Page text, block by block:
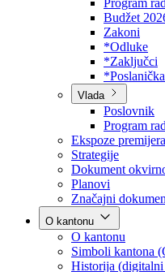
Skupština
Poslovnik
Program
Budžet 2026
Zakoni
*Odluke
*Zaključci
Vlada
Poslovnik
Program
Ekspoze premijera
Strategije
Dokument
Planovi
Značajni
O kantonu